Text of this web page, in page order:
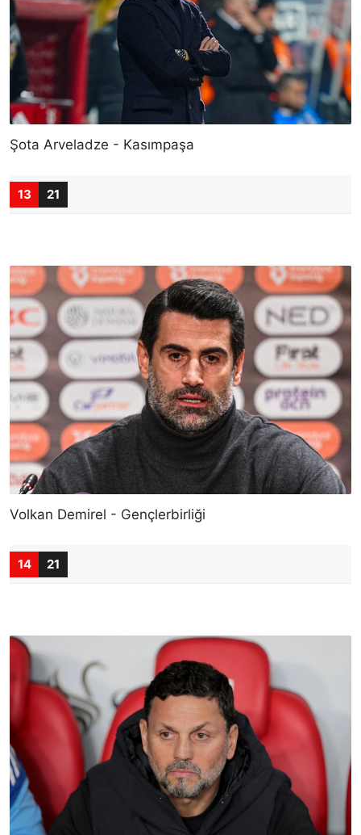
Şota Arveladze - Kasımpaşa
13 21
Volkan Demirel - Gençlerbirliği
14 21